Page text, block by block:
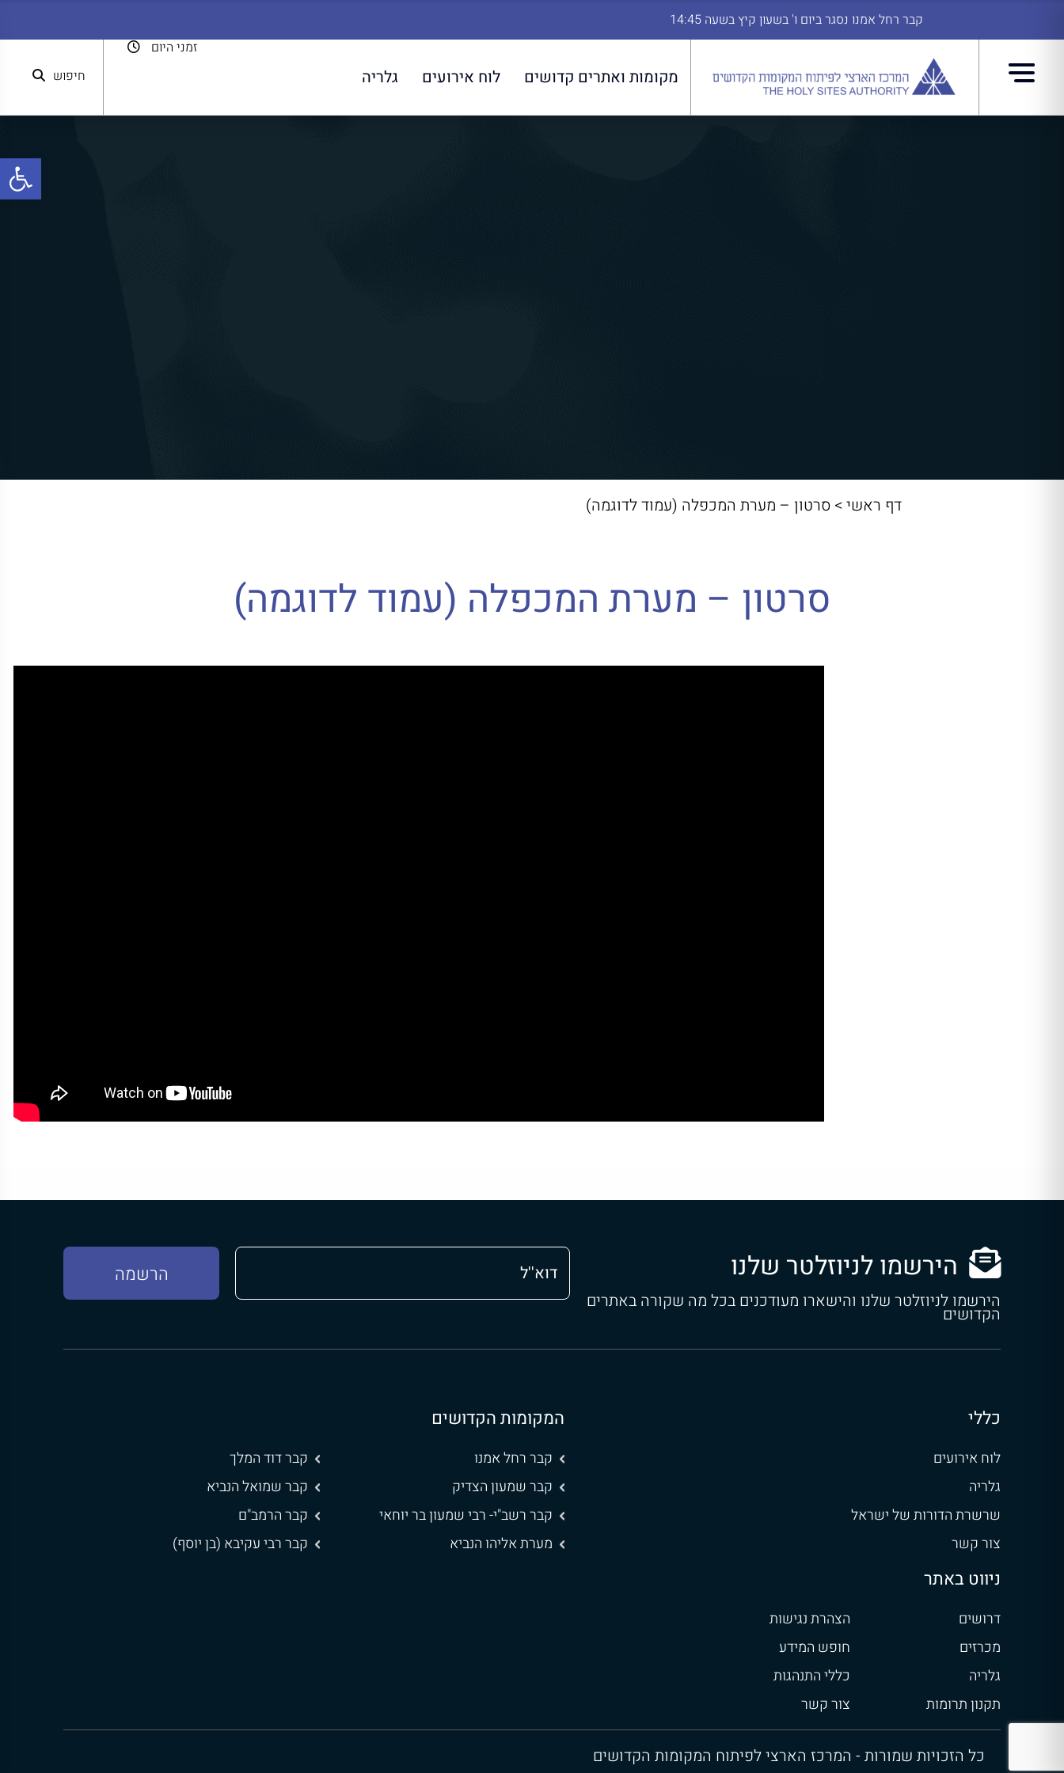
קבר רחל אמנו נסגר ביום ו' בשעון קיץ בשעה 14:45
מקומות ואתרים קדושים לוח אירועים גלריה
זמני היום
חיפוש
דף ראשי> סרטון – מערת המכפלה (עמוד לדוגמה)
סרטון – מערת המכפלה (עמוד לדוגמה)
הירשמו לניוזלטר שלנו
הירשמו לניוזלטר שלנו והישארו מעודכנים בכל מה שקורה באתרים
הקדושים
כללי
לוח אירועים
גלריה
שרשרת הדורות של ישראל
צור קשר
המקומות הקדושים
קבר רחל אמנו
קבר דוד המלך
קבר שמעון הצדיק
קבר שמואל הנביא
קבר רשב"י- רבי שמעון בר יוחאי
קבר הרמב"ם
מערת אליהו הנביא
קבר רבי עקיבא (בן יוסף)
ניווט באתר
דרושים
הצהרת נגישות
מכרזים
חופש המידע
גלריה
כללי התנהגות
תקנון תרומות
צור קשר
כל הזכויות שמורות - המרכז הארצי לפיתוח המקומות הקדושים